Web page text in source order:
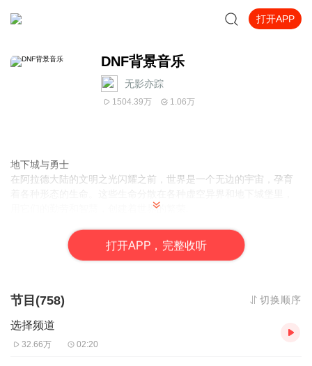
打开APP
DNF背景音乐
无影亦踪
1504.39万 1.06万
地下城与勇士
在阿拉德大陆的文明之光闪耀之前，世界是一个无边的宇宙，孕育
用它们的勤劳和智慧，创建着世界的繁荣。
一。他们用诸神赋予的智慧，创造了被众多异界生命钦羡的阿拉德
文明。相传，连接阿拉德大陆和其它虚空异界的天空之城，就是天
在各种虚空异界里，存在一种叫做“生命之水”的物体，可以使获得者
拥有无限的生命。生命之水的出现，引起了各异界生命的争夺。魔
族使徒“爆龙王”巴卡尔为抢夺生命之水，率领其手下的龙人和以赫尔
德为中心的魔族使徒们展开了被称为“龙之战争”的魔族大战！
打开APP，完整收听
节目(758) 切换顺序
选择频道
32.66万 02:20